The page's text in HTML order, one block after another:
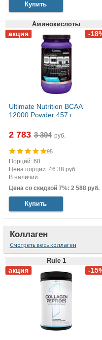
Купить
Аминокислоты
Ultimate Nutrition BCAA
12000 Powder 457 г
2 783 руб.
95
Порций: 60
Цена порции: 46.38 руб.
В наличии
Цена со скидкой 7%: 2 588 руб.
Купить
Коллаген
Смотреть весь коллаген
Rule 1